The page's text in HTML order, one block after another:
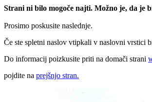
Strani ni bilo mogoče najti. Možno je, da je
Prosimo poskusite naslednje.
Če ste spletni naslov vtipkali v naslovni vrstici
Do informacij poizkusite priti na domači strani
pojdite na prejšnjo stran.